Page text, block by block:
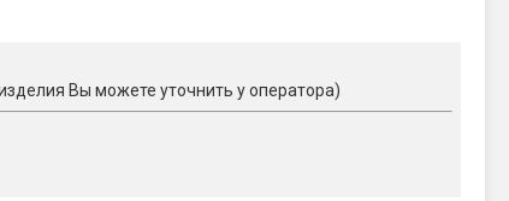
Вы можете уточнить у оператора)